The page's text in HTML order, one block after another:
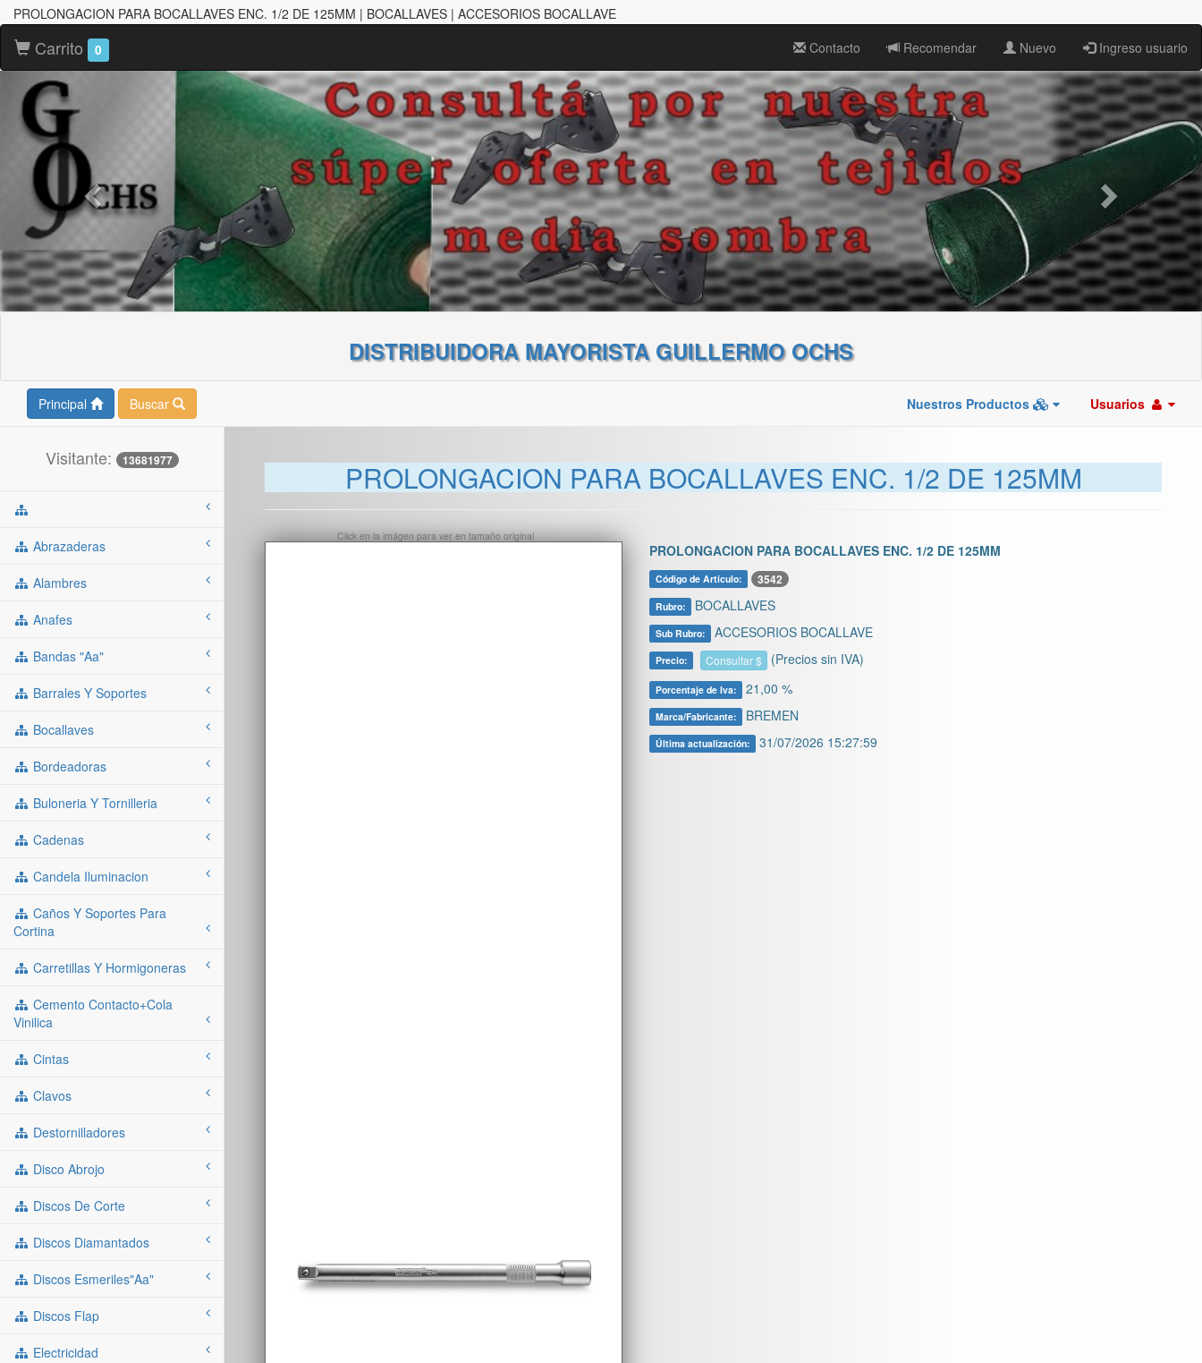
PROLONGACION PARA BOCALLAVES ENC. 1/2 DE 125MM | BOCALLAVES | ACCESORIOS BOCALLAVE
Carrito 0 Contacto Recomendar Nuevo Ingreso usuario
DISTRIBUIDORA MAYORISTA GUILLERMO OCHS
Principal Buscar Nuestros Productos Usuarios
Visitante: 13681977
Abrazaderas
Alambres
Anafes
Bandas "aa"
Barrales Y Soportes
Bocallaves
Bordeadoras
Buloneria Y Tornilleria
Cadenas
Candela Iluminacion
Caños Y Soportes Para
Cortina
Carretillas Y Hormigoneras
Cemento Contacto+cola
Vinilica
Cintas
Clavos
Destornilladores
Disco Abrojo
Discos De Corte
Discos Diamantados
Discos Esmeriles"aa"
Discos Flap
Electricidad
PROLONGACION PARA BOCALLAVES ENC. 1/2 DE 125MM
Click en la imágen para ver en tamaño original
PROLONGACION PARA BOCALLAVES ENC. 1/2 DE 125MM
Código de Artículo: 3542
Rubro: BOCALLAVES
Sub Rubro: ACCESORIOS BOCALLAVE
Precio: Consultar $ (Precios sin IVA)
Porcentaje de Iva: 21,00 %
Marca/Fabricante: BREMEN
Última actualización: 31/07/2026 15:27:59